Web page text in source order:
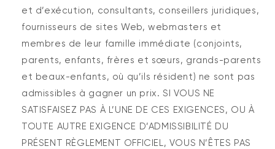
et d’exécution, consultants, conseillers juridiques,
fournisseurs de sites Web, webmasters et
membres de leur famille immédiate (conjoints,
parents, enfants, frères et sœurs, grands-parents
et beaux-enfants, où qu’ils résident) ne sont pas
admissibles à gagner un prix. SI VOUS NE
SATISFAISEZ PAS À L’UNE DE CES EXIGENCES, OU À
TOUTE AUTRE EXIGENCE D’ADMISSIBILITÉ DU
PRÉSENT RÈGLEMENT OFFICIEL, VOUS N’ÊTES PAS